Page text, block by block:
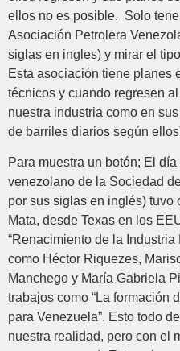
ellos no es posible. Solo
Asociación Petrolera
siglas en ingles) y mirar el
Esta asociación tiene planes
técnicos y cuando regresen
nuestra industria como en
de barriles diarios según
Para muestra un botón; El
venezolano de la Sociedad
por sus siglas en inglés) tuvo
Mata, desde Texas en los
“Renacimiento de la
como Héctor Riquezes,
Manchego y María Gabriela
trabajos como “La formación
para Venezuela”. Esto todo
nuestra realidad, pero con el